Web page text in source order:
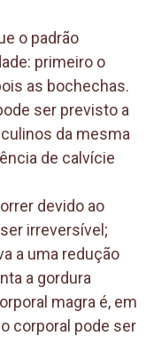
o padrão
primeiro o
as bochechas.
ser previsto a
da mesma
de calvície
devido ao
irreversível;
a uma redução
a gordura
magra é, em
corporal pode ser